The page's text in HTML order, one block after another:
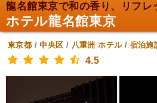
龍名館東京で和の香り、リフレ
ホテル龍名館東京
東京都 /中央区 / 八重洲 ホテル/ 宿泊施
4.5